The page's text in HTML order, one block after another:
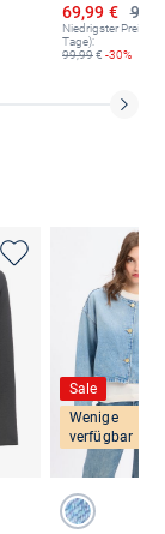
Ermäßigter
69,99 €
Niedrigster Preis
Tage):
99,99€ -30%
Sale
Wenige
verfügbar